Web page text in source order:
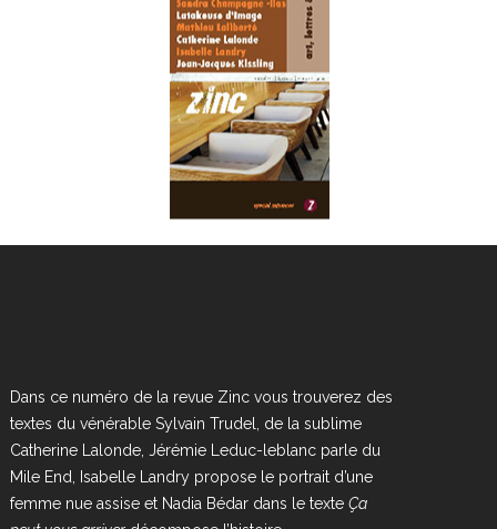
Dans ce numéro de la revue Zinc vous trouverez des
textes du vénérable Sylvain Trudel, de la sublime
Catherine Lalonde, Jérémie Leduc-leblanc parle du
Mile End, Isabelle Landry propose le portrait d’une
femme nue assise et Nadia Bédar dans le texte Ça